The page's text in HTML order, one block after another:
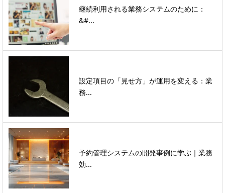
継続利用される業務システムのために：
&#...
設定項目の「見せ方」が運用を変える：業
務...
予約管理システムの開発事例に学ぶ｜業務
効...